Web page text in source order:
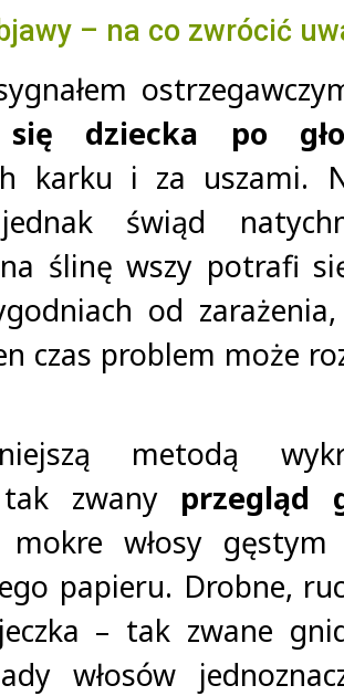
– na co zwrócić
się dziecka po
karku i za uszami.
świąd
ślinę wszy potrafi
od
czas problem może
metodą
zwany przegląd
mokre włosy
papieru. Drobne,
– tak zwane
włosów